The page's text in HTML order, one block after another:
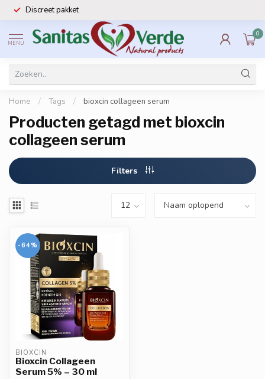
Discreet pakket
MENU
0
Home / Tags / bioxcin collageen serum
Producten getagd met bioxcin
collageen serum
Filters
-64%
BIOXCIN
Bioxcin Collageen
Serum 5% – 30 ml